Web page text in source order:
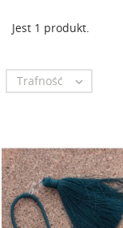
Jest 1 produkt.
Trafność 